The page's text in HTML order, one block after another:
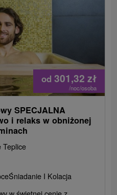
od 301,32 zł
/noc/osoba
SPECJALNA
i relaks w obniżonej
Teplice
Śniadanie I Kolacja